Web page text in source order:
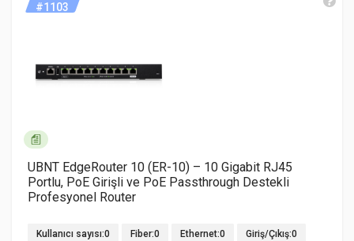
#1103
UBNT EdgeRouter 10 (ER-10) – 10 Gigabit RJ45
Portlu, PoE Girişli ve PoE Passthrough Destekli
Profesyonel Router
Kullanıcı sayısı:0 Fiber:0 Ethernet:0 Giriş/Çıkış:0